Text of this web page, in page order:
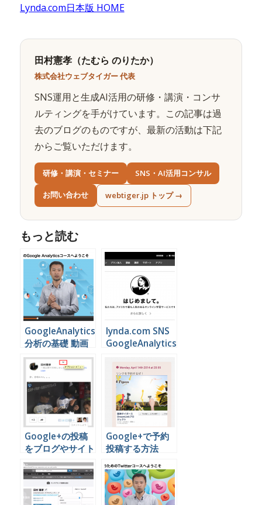
Lynda.com日本版 HOME
田村憲孝（たむら のりたか）
株式会社ウェブタイガー 代表
SNS運用と生成AI活用の研修・講演・コンサ
ルティングを手がけています。この記事は過
去のブログのものですが、最新の活動は下記
からご覧いただけます。
研修・講演・セミナー SNS・AI活用コンサル
お問い合わせ webtiger.jp トップ →
もっと読む
GoogleAnalytics
分析の基礎 動画
（企業向け）
lynda.com SNS
GoogleAnalytics
動画セミナー一覧
Google+の投稿
をブログやサイト
に埋め込む方法
Google+で予約
投稿する方法